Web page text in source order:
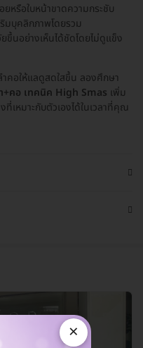
หรือใบหน้าขาดความกระชับ
มบุคลิกภาพโดยรวม
ขึ้นอย่างเห็นได้ชัดโดยไม่ดูแข็ง
คอให้แลดูสดใสขึ้น ลองศึกษา
คอ เทคนิค High Smas เพิ่ม
เหมาะกับตัวเองได้ในเวลาที่คุณ
×